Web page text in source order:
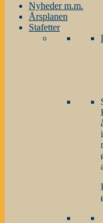
Nyheder m.m.
Årsplanen
Stafetter